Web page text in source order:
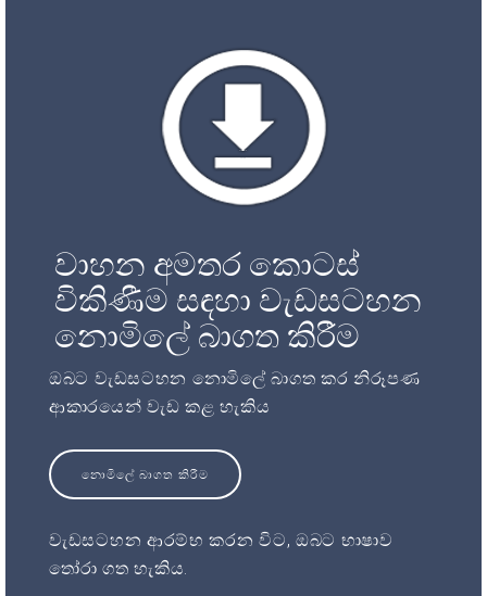
වාහන අමතර කොටස්
විකිණීම සඳහා වැඩසටහන
නොමිලේ බාගත කිරීම
ඔබට වැඩසටහන නොමිලේ බාගත කර නිරූපණ
ආකාරයෙන් වැඩ කළ හැකිය
නොමිලේ බාගත කිරීම
වැඩසටහන ආරම්භ කරන විට, ඔබට භාෂාව
තෝරා ගත හැකිය.